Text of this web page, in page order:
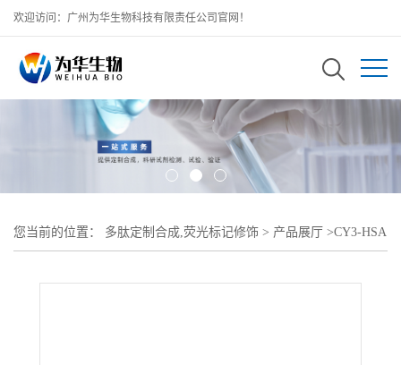
欢迎访问：广州为华生物科技有限责任公司官网！
您当前的位置： 多肽定制合成,荧光标记修饰 > 产品展厅 >CY3-HSA